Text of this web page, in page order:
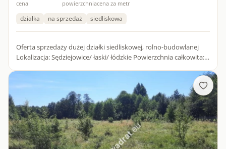
cena powierzchniacena za metr
działka na sprzedaż siedliskowa
Oferta sprzedaży dużej działki siedliskowej, rolno-budowlanej
Lokalizacja: Sędziejowice/ łaski/ łódzkie Powierzchnia całkowita: